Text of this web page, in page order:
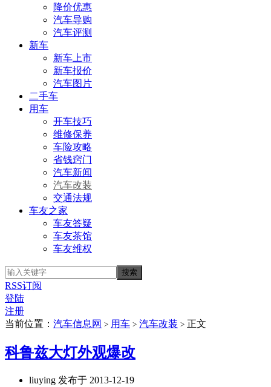
降价优惠
汽车导购
汽车评测
新车
新车上市
新车报价
汽车图片
二手车
用车
开车技巧
维修保养
车险攻略
省钱窍门
汽车新闻
汽车改装
交通法规
车友之家
车友答疑
车友茶馆
车友维权
RSS订阅
登陆
注册
当前位置： 汽车信息网 > 用车 > 汽车改装 > 正文
科鲁兹大灯外观爆改
liuying 发布于 2013-12-19